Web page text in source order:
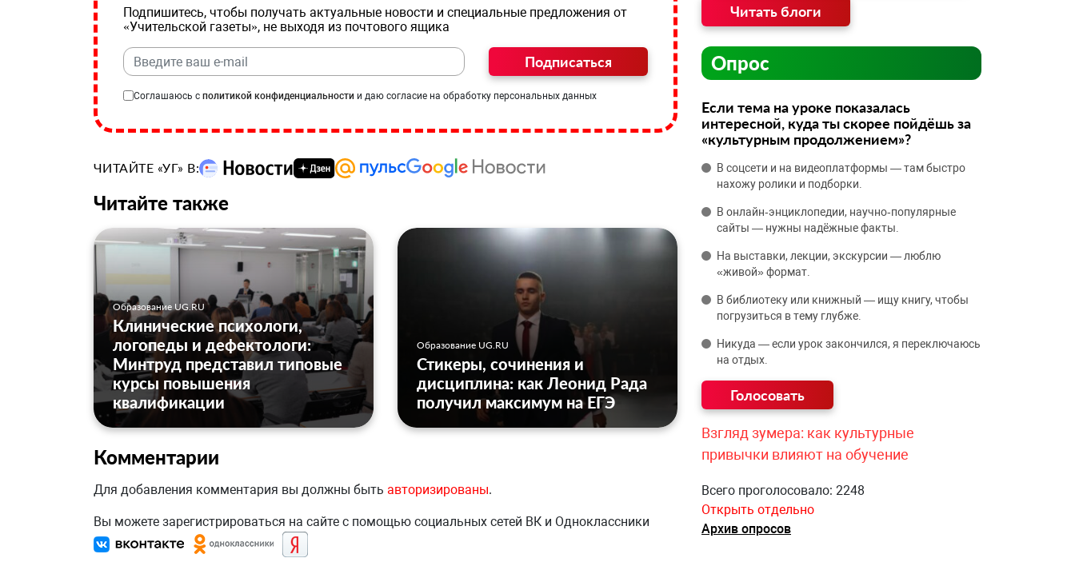
Подпишитесь, чтобы получать актуальные новости и специальные предложения от
«Учительской газеты», не выходя из почтового ящика
Подписаться
Соглашаюсь с политикой конфиденциальности и даю согласие на обработку персональных данных
ЧИТАЙТЕ «УГ» В:
Читайте также
Образование UG.RU
Клинические психологи,
логопеды и дефектологи:
Минтруд представил типовые
курсы повышения
квалификации
Образование UG.RU
Стикеры, сочинения и
дисциплина: как Леонид Рада
получил максимум на ЕГЭ
Комментарии
Для добавления комментария вы должны быть авторизированы.
Вы можете зарегистрироваться на сайте с помощью социальных сетей ВК и Одноклассники
Читать блоги
Опрос
Если тема на уроке показалась
интересной, куда ты скорее пойдёшь за
«культурным продолжением»?
В соцсети и на видеоплатформы — там быстро
нахожу ролики и подборки.
В онлайн‑энциклопедии, научно‑популярные
сайты — нужны надёжные факты.
На выставки, лекции, экскурсии — люблю
«живой» формат.
В библиотеку или книжный — ищу книгу, чтобы
погрузиться в тему глубже.
Никуда — если урок закончился, я переключаюсь
на отдых.
Взгляд зумера: как культурные
привычки влияют на обучение
Всего проголосовало: 2248
Открыть отдельно
Архив опросов